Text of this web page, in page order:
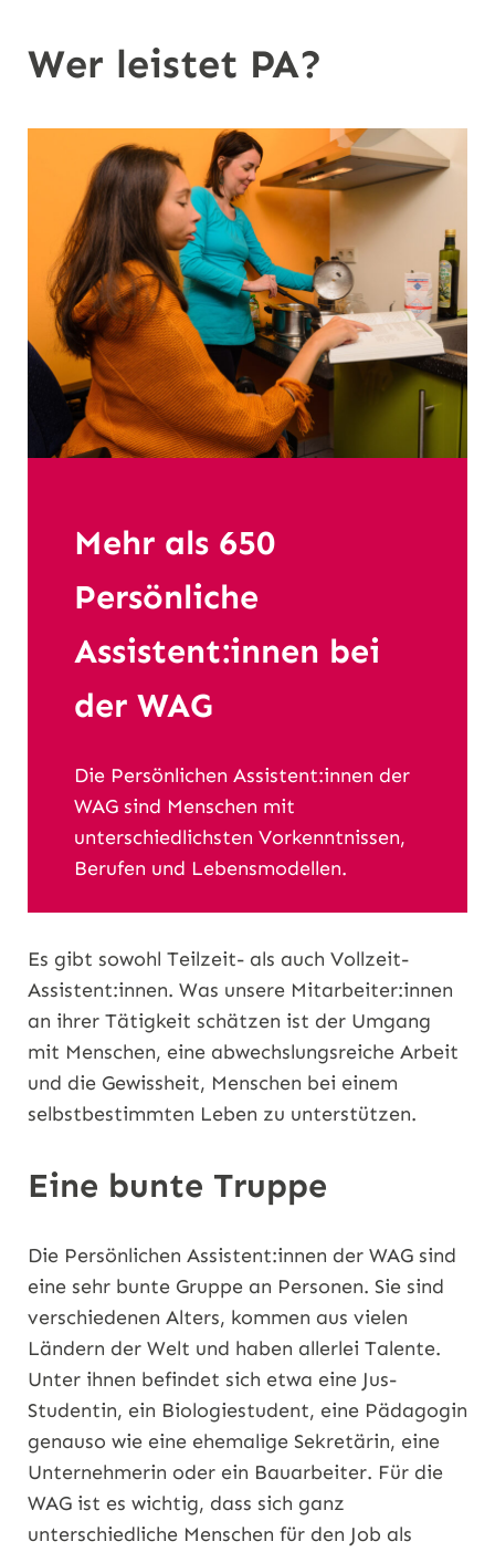
Wer leistet PA?
Mehr als 650
Persönliche
Assistent:innen bei
der WAG
Die Persönlichen Assistent:innen der
WAG sind Menschen mit
unterschiedlichsten Vorkenntnissen,
Berufen und Lebensmodellen.
Es gibt sowohl Teilzeit- als auch Vollzeit-
Assistent:innen. Was unsere Mitarbeiter:innen
an ihrer Tätigkeit schätzen ist der Umgang
mit Menschen, eine abwechslungsreiche Arbeit
und die Gewissheit, Menschen bei einem
selbstbestimmten Leben zu unterstützen.
Eine bunte Truppe
Die Persönlichen Assistent:innen der WAG sind
eine sehr bunte Gruppe an Personen. Sie sind
verschiedenen Alters, kommen aus vielen
Ländern der Welt und haben allerlei Talente.
Unter ihnen befindet sich etwa eine Jus-
Studentin, ein Biologiestudent, eine Pädagogin
genauso wie eine ehemalige Sekretärin, eine
Unternehmerin oder ein Bauarbeiter. Für die
WAG ist es wichtig, dass sich ganz
unterschiedliche Menschen für den Job als